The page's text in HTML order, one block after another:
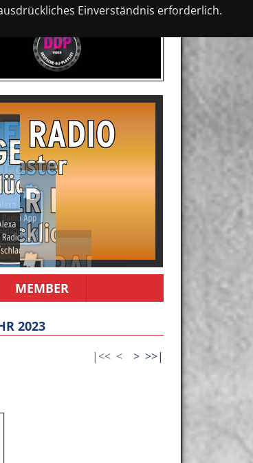
Einverständnis erforderlich.
MEMBER
2023
|<< < > >>|